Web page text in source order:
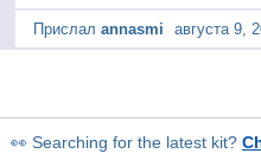
Прислал annasmi августа 9,
👀 Searching for the latest kit?